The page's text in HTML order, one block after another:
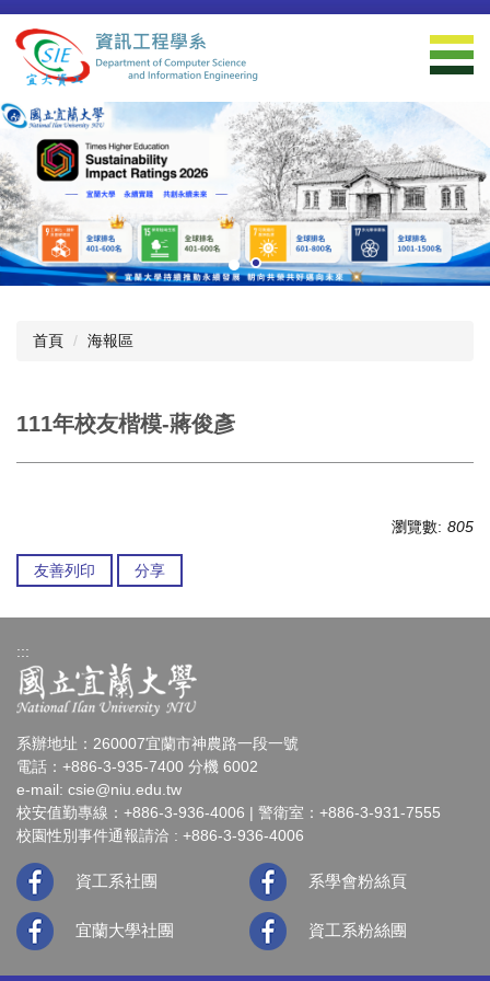
跳
到
主
內
容
區
首頁 海報區
111年校友楷模-蔣俊彥
瀏覽數: 805
友善列印 分享
:::
系辦地址：260007宜蘭市神農路一段一號
電話：+886-3-935-7400 分機 6002
e-mail: csie@niu.edu.tw
校安值勤專線：+886-3-936-4006 | 警衛室：+886-3-931-7555
校園性別事件通報請洽 : +886-3-936-4006
資工系社團 系學會粉絲頁
宜蘭大學社團 資工系粉絲團